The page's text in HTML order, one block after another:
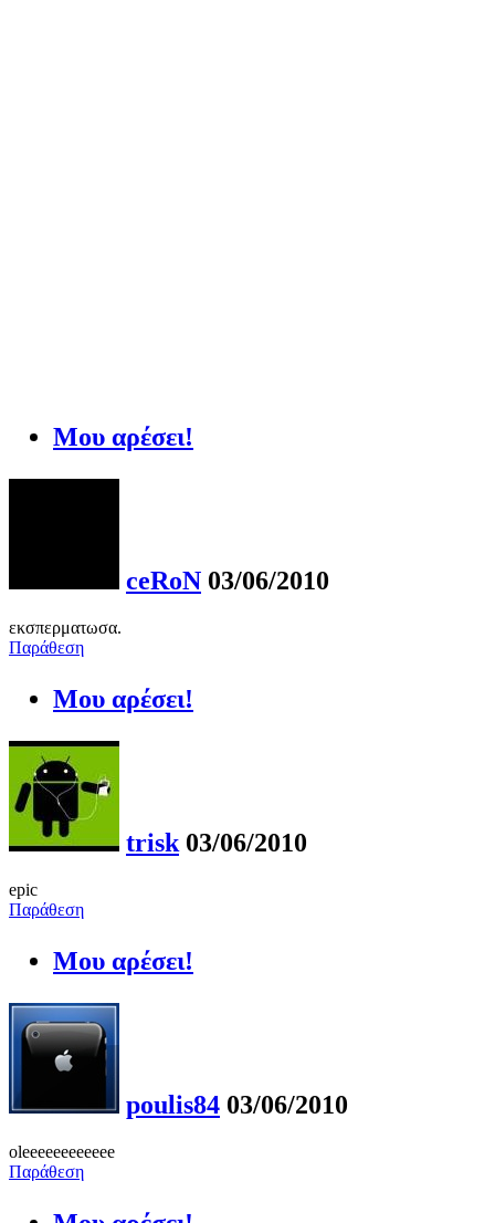
Μου αρέσει!
ceRoN 03/06/2010
εκσπερματωσα.
Παράθεση
Μου αρέσει!
trisk 03/06/2010
epic
Παράθεση
Μου αρέσει!
poulis84 03/06/2010
oleeeeeeeeeeee
Παράθεση